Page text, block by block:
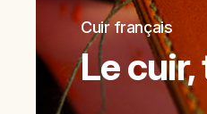
Cuir français
Le cuir,